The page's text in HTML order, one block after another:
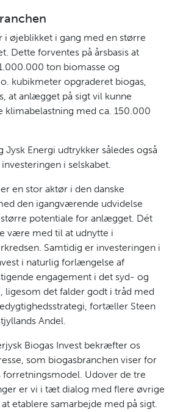
i øjeblikket i gang med en større
Dette forventes på årsbasis at
ton biomasse og
kubikmeter opgraderet biogas,
at anlægget på sigt vil kunne
klimabelastning med ca. 150.000
Jysk Energi udtrykker således også
i selskabet.
en stor aktør i den danske
den igangværende udvidelse
større potentiale for anlægget. Dét
være med til at udnytte i
Samtidig er investeringen i
i naturlig forlængelse af
engagement i det syd- og
ligesom det falder godt i tråd med
fortæller Steen
Andel.
Biogas Invest bekræfter os
som biogasbranchen viser for
forretningsmodel. Udover de tre
er vi i tæt dialog med flere øvrige
etablere samarbejde med på sigt.